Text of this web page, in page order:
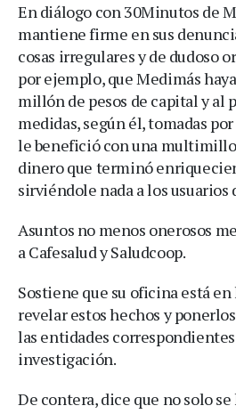
En diálogo con 30Minutos de
mantiene firme en sus
cosas irregulares y de dudoso
por ejemplo, que Medimás
millón de pesos de capital y al
medidas, según él, tomadas
le benefició con una
dinero que terminó
sirviéndole nada a los usuarios
Asuntos no menos onerosos
a Cafesalud y Saludcoop.
Sostiene que su oficina está
revelar estos hechos y
las entidades correspondientes
investigación.
De contera, dice que no solo